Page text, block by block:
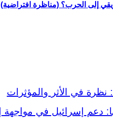
إلى الحرب؟ (مناظرة افتراضية)